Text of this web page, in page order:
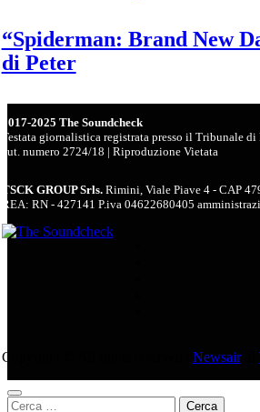
“Spiderman: Brand New
di Peter
2017-2025 The Soundcheck
Testata giornalistica registrata presso il Tribunale
aut. numero 2724/18 | Riproduzione Vietata
TSCK GROUP Srls.Rimini, Viale Piave 4 - CAP
REA: RN - 427141 P.iva 04622680405
Copyright © All rights reserved Newsairdi
Ricerca